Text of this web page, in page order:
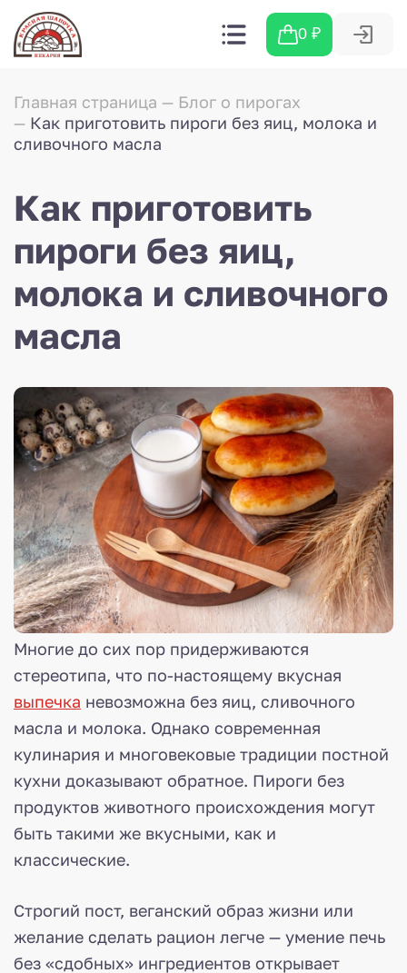
0 ₽
Главная страница
Блог о пирогах
Как приготовить пироги без яиц, молока и
сливочного масла
Как приготовить
пироги без яиц,
молока и сливочного
масла
Многие до сих пор придерживаются
стереотипа, что по-настоящему вкусная
выпечка невозможна без яиц, сливочного
масла и молока. Однако современная
кулинария и многовековые традиции постной
кухни доказывают обратное. Пироги без
продуктов животного происхождения могут
быть такими же вкусными, как и
классические.
Строгий пост, веганский образ жизни или
желание сделать рацион легче — умение печь
без «сдобных» ингредиентов открывает